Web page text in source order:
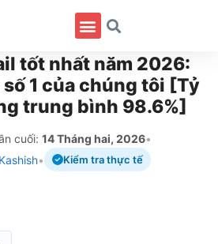
tốt nhất năm 2026:
1 của chúng tôi [Tỷ
trung bình 98.6%]
cuối: 14 Tháng hai, 2026•
• Kiểm tra thực tế